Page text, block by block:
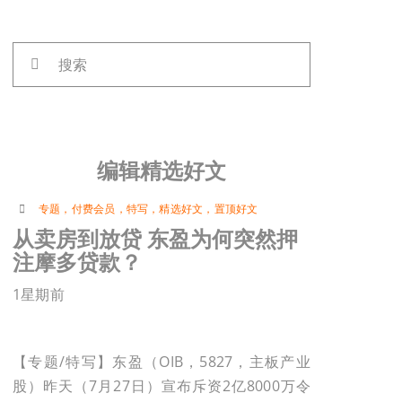
编辑精选好文
专题 ， 付费会员 ， 特写 ，精选好文 ， 置顶好文
从卖房到放贷 东盈为何突然押
注摩多贷款？
1星期前
【专题/特写】东盈（OIB，5827，主板产业
股）昨天（7月27日）宣布斥资2亿8000万令